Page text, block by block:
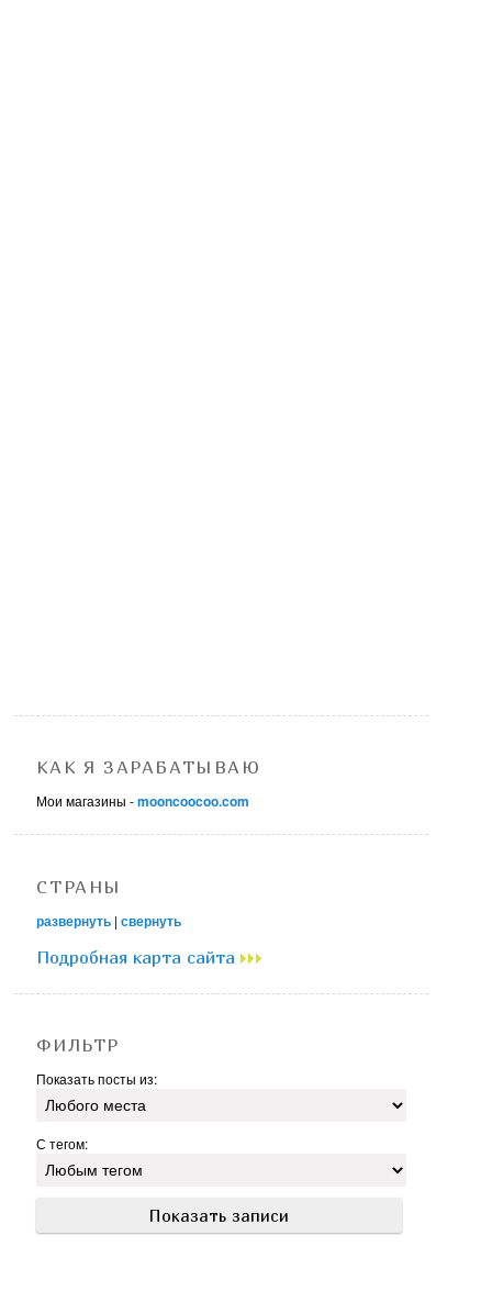
КАК Я ЗАРАБАТЫВАЮ
Мои магазины -mooncoocoo.com
СТРАНЫ
развернуть |свернуть
Подробная карта сайта
ФИЛЬТР
Показать посты из:
С тегом: